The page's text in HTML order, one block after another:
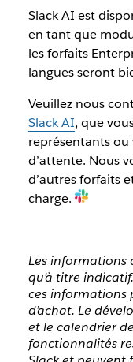
Slack AI est
en tant que
les forfaits
langues seront
Veuillez nous
Slack AI, que
représentants ou
d’attente. Nous
d’autres forfaits
charge.
Les informations
qu’à titre
ces informations
d’achat. Le
et le calendrier
fonctionnalités